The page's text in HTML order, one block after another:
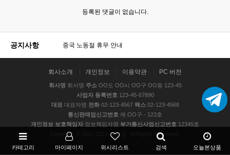
등록된 댓글이 없습니다.
카테고리 마이페이지 위시리스트 검색 오늘본상품
공지사항 중국 노동절 휴무 안내
회사소개 개인정보 이용약관 PC 버전
회사명 회사명 주소OO도 OO시 OO구 OO동 123-45
사업자 등록번호 123-45-67890
대표 대표자명 전화02-123-4567 팩스02-123-4568
통신판매업신고번호 제 OO구 - 123호
개인정보 보호책임자 정보책임자명 부가통신사업신고번호 12345호
Copyright © 2001-2013 회사명. All Rights Reserved.